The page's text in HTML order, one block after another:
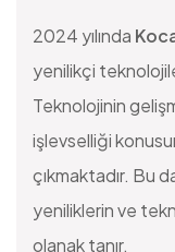
2024 yılında
yenilikçi
Teknolojinin
işlevselliği
çıkmaktadır. Bu
yeniliklerin ve
olanak tanır.